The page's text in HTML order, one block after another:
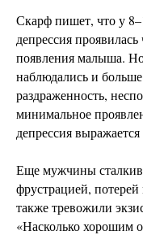
Скарф пишет, что у
депрессия
появления малыша.
наблюдались и
раздраженность,
минимальное
депрессия
Еще мужчины
фрустрацией,
также тревожили
«Насколько хорошим